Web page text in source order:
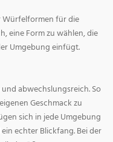
Würfelformen für die
eine Form zu wählen, die
Umgebung einfügt.
abwechslungsreich. So
Geschmack zu
sich in jede Umgebung
echter Blickfang. Bei der